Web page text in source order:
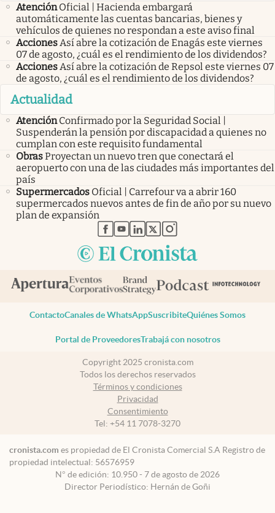
Atención Oficial | Hacienda embargará
automáticamente las cuentas bancarias, bienes y
vehículos de quienes no respondan a este aviso final
Acciones Así abre la cotización de Enagás este viernes
07 de agosto, ¿cuál es el rendimiento de los dividendos?
Acciones Así abre la cotización de Repsol este viernes 07
de agosto, ¿cuál es el rendimiento de los dividendos?
Actualidad
Atención Confirmado por la Seguridad Social |
Suspenderán la pensión por discapacidad a quienes no
cumplan con este requisito fundamental
ObrasProyectan un nuevo tren que conectará el
aeropuerto con una de las ciudades más importantes del
país
Supermercados Oficial | Carrefour va a abrir 160
supermercados nuevos antes de fin de año por su nuevo
plan de expansión
abre en nueva pestaña
abre en nueva pestaña
abre en nueva pestaña
abre en nueva pestaña
abre en nueva pestaña
ContactoCanales de WhatsAppSuscribiteQuiénes Somos
Portal de ProveedoresTrabajá con nosotros
Copyright 2025 cronista.com
Todos los derechos reservados
Términos y condiciones
Privacidad
Consentimiento
Tel: +54 11 7078-3270
cronista.com es propiedad de El Cronista Comercial S.A Registro de
propiedad intelectual: 56576959
N° de edición: 10.950 - 7 de agosto de 2026
Director Periodístico: Hernán de Goñi